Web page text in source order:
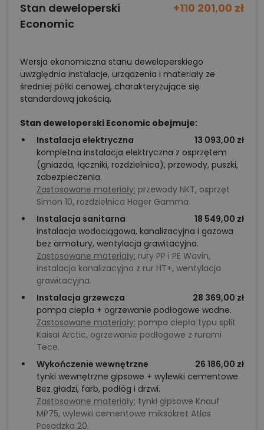
Stan deweloperski
Economic
+110 201,00 zł
Wersja ekonomiczna stanu deweloperskiego
uwzględnia instalacje, urządzenia i materiały ze
średniej półki cenowej, charakteryzujące się
standardową jakością.
Stan deweloperski Economic obejmuje:
Instalacja elektryczna
13 093,00 zł
kompletna instalacja elektryczna z osprzętem
(gniazda, łączniki, rozdzielnica), przewody, puszki,
zabezpieczenia.
Zastosowane materiały: przewody NKT, osprzęt
Simon 10, rozdzielnica Hager Gamma.
Instalacja sanitarna
18 549,00 zł
instalacja wodociągowa, kanalizacyjna i gazowa
bez armatury, wentylacja grawitacyjna.
Zastosowane materiały: rury PP i PE Wavin,
instalacja kanalizacyjna z rur HT+, wentylacja
grawitacyjna.
Instalacja grzewcza
28 369,00 zł
pompa ciepła + ogrzewanie podłogowe wodne.
Zastosowane materiały: pompa ciepła typu split
Kaisai Arctic, ogrzewanie podłogowe z rurami
Tece.
Wykończenie wewnętrzne
26 186,00 zł
tynki wewnętrzne gipsowe + wylewki cementowe.
Bez gładzi, farb, podłóg i drzwi.
Zastosowane materiały: tynki gipsowe Knauf
MP75, wylewki cementowe miksokret Atlas
Posadzka 20.